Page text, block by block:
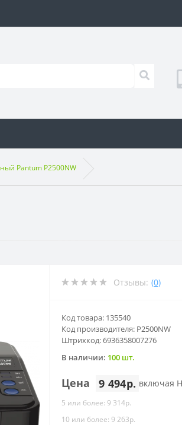
Pantum P2500NW
Отзывы: (0)
Код товара: 135540
Код производителя: P2500NW
Штрихкод: 6936358007276
В наличии: 100 шт.
Цена 9 494р. включая
5 или более: 9 314р.
10 или более: 9 263р.